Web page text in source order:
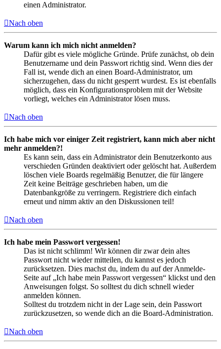
einen Administrator.
Nach oben
Warum kann ich mich nicht anmelden?
Dafür gibt es viele mögliche Gründe. Prüfe zunächst, ob dein
Benutzername und dein Passwort richtig sind. Wenn dies der
Fall ist, wende dich an einen Board-Administrator, um
sicherzugehen, dass du nicht gesperrt wurdest. Es ist ebenfalls
möglich, dass ein Konfigurationsproblem mit der Website
vorliegt, welches ein Administrator lösen muss.
Nach oben
Ich habe mich vor einiger Zeit registriert, kann mich aber nicht
mehr anmelden?!
Es kann sein, dass ein Administrator dein Benutzerkonto aus
verschieden Gründen deaktiviert oder gelöscht hat. Außerdem
löschen viele Boards regelmäßig Benutzer, die für längere
Zeit keine Beiträge geschrieben haben, um die
Datenbankgröße zu verringern. Registriere dich einfach
erneut und nimm aktiv an den Diskussionen teil!
Nach oben
Ich habe mein Passwort vergessen!
Das ist nicht schlimm! Wir können dir zwar dein altes
Passwort nicht wieder mitteilen, du kannst es jedoch
zurücksetzen. Dies machst du, indem du auf der Anmelde-
Seite auf „Ich habe mein Passwort vergessen“ klickst und den
Anweisungen folgst. So solltest du dich schnell wieder
anmelden können.
Solltest du trotzdem nicht in der Lage sein, dein Passwort
zurückzusetzen, so wende dich an die Board-Administration.
Nach oben